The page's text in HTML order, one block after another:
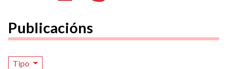
Publicacións
Tipo